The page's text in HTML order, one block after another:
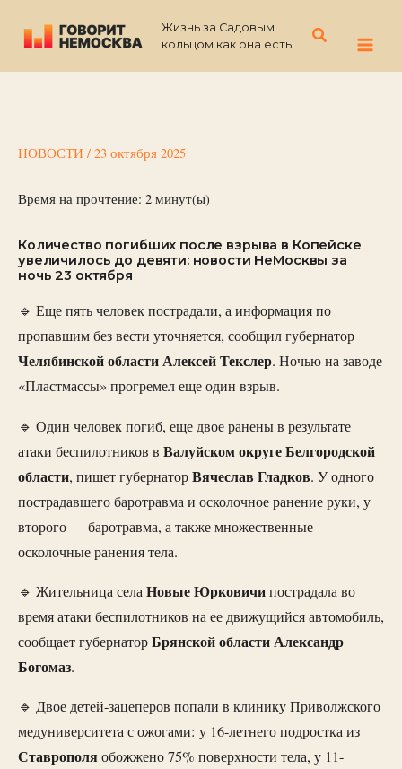
содержимому
Жизнь за Садовым
кольцом как она есть
Поиск
НОВОСТИ / 23 октября 2025
Время на прочтение: 2 минут(ы)
Количество погибших после взрыва в Копейске
увеличилось до девяти: новости НеМосквы за
ночь 23 октября
🔹 Еще пять человек пострадали, а информация по
пропавшим без вести уточняется, сообщил губернатор
Челябинской области Алексей Текслер. Ночью на заводе
«Пластмассы» прогремел еще один взрыв.
🔹 Один человек погиб, еще двое ранены в результате
атаки беспилотников в Валуйском округе Белгородской
области, пишет губернаторВячеслав Гладков. У одного
пострадавшего баротравма и осколочное ранение руки, у
второго — баротравма, а также множественные
осколочные ранения тела.
🔹 Жительница селаНовые Юрковичипострадала во
время атаки беспилотников на ее движущийся автомобиль,
сообщает губернаторБрянской области Александр
Богомаз.
🔹 Двое детей-зацеперов попали в клинику Приволжского
медуниверситета с ожогами: у 16-летнего подростка из
Ставрополяобожжено 75% поверхности тела, у 11-